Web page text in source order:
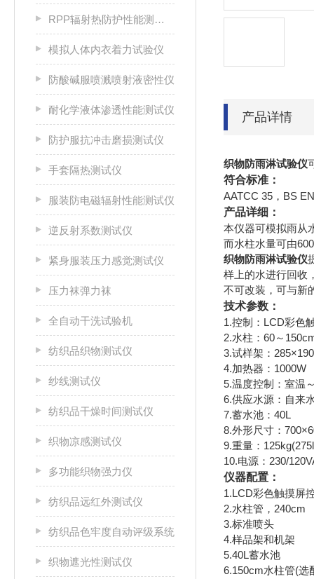
RPP辐射热防护性能测试仪
模拟人体内衣着力试验仪
防酸碱服喷溅喷射液密性仪
耐化学液体渗透性能测试仪
防护服抗冲击磨损测试仪
手套隔热测试仪
服装防电磁辐射性能测试仪
逆反射系数测试仪
紧身服装压力感觉测试仪
压力袜弹力袜
全自动干洗试验机
纺织品织物测试仪
纱线测试仪
纺织品干燥时间测试仪
织物凉感测试仪
多功能织物强力仪
纺织品远红外测试仪
纺织品色牢度自动评级系统
织物遮光性测试仪
产品详情
织物防雨淋试验仪
符合标准：
AATCC 35，BS
产品详细：
本仪器可模拟雨从
而水柱水量可由
织物防雨淋试验仪
样上的水进行回收
不可改装，可与新
技术参数：
1.控制：LCD彩色
2.水柱：60～
3.试样架：
4.加热器：1000W
5.温度控制：室温
6.供应水源：自来
7.蓄水池：40L
8.外形尺寸：
9.重量：
10.电源：230/
仪器配置：
1.LCD彩色触摸屏
2.水柱管，240cm
3.标准喷头
4.样品架和机架
5.40L蓄水池
6.150cm水柱管(选